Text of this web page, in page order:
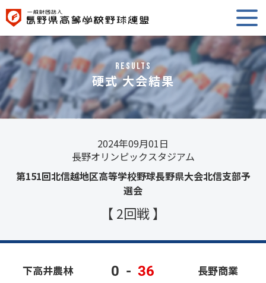
RESULTS
硬式 大会結果
2024年09月01日
長野オリンピックスタジアム
第151回北信越地区高等学校野球長野県大会北信支部予
選会
【 2回戦 】
下高井農林 0 - 36 長野商業